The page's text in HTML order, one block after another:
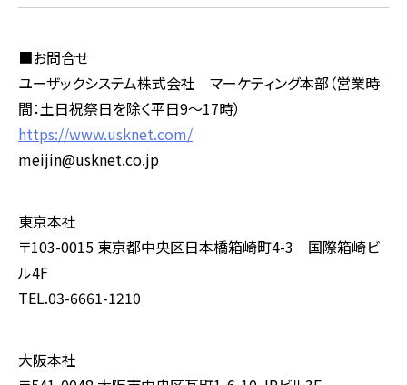
■お問合せ
ユーザックシステム株式会社 マーケティング本部（営業時
間：土日祝祭日を除く平日9～17時）
https://www.usknet.com/
meijin@usknet.co.jp
東京本社
〒103-0015 東京都中央区日本橋箱崎町4-3 国際箱崎ビ
ル4F
TEL.03-6661-1210
大阪本社